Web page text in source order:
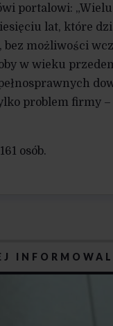
portalowi:
lat, które
możliwości
w wieku
problem firmy
osób.